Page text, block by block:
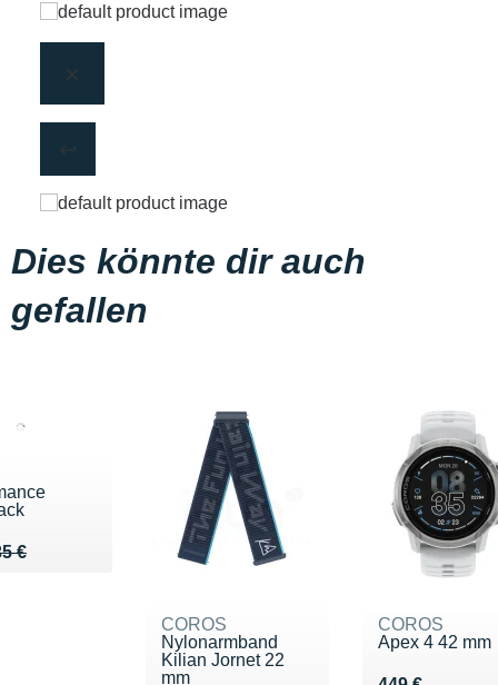
Dies könnte dir auch
gefallen
€35 €
€
COROS
Nylonarmband
Kilian Jornet 22
mm
COROS
Apex 4 42 mm